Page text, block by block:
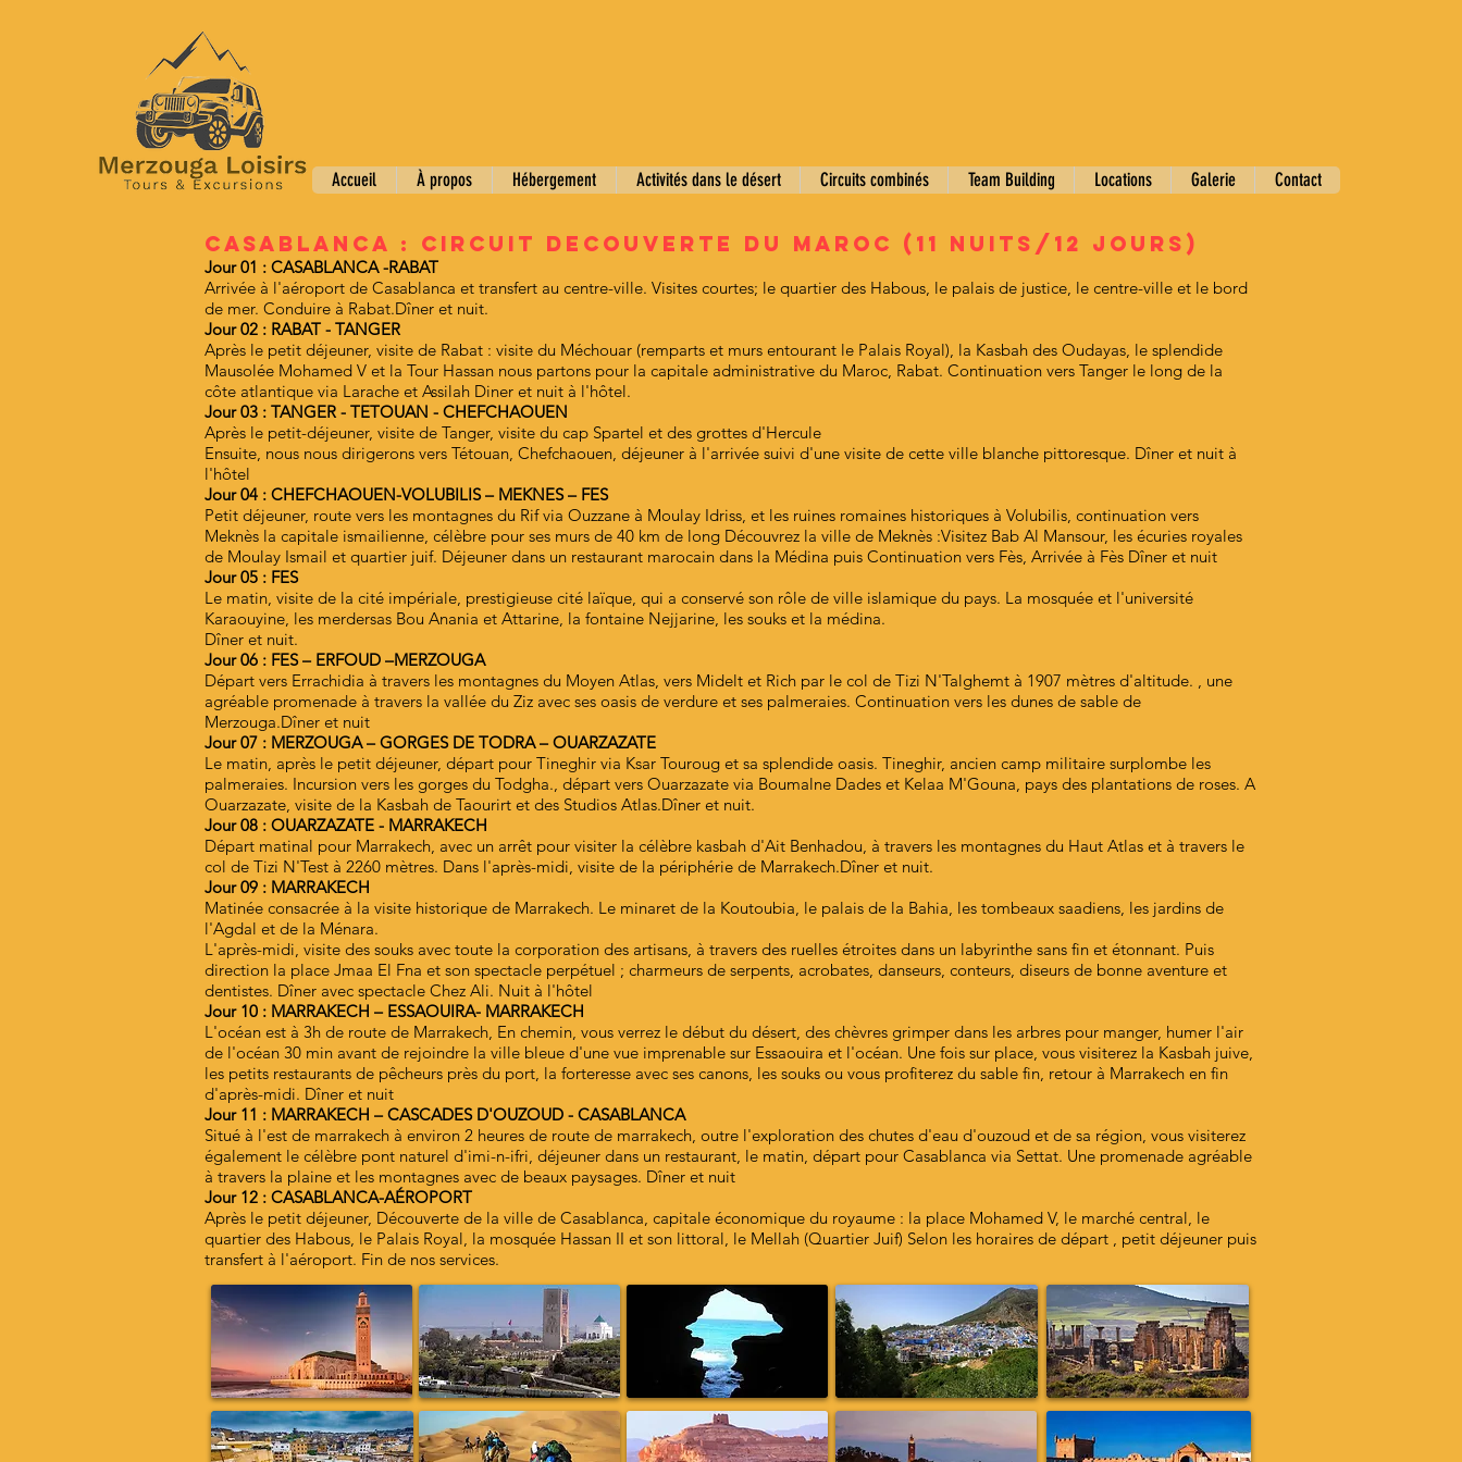
Accueil À propos Hébergement Activités dans le désert Circuits combinés Team Building Locations Galerie Contact
CASABLANCA : CIRCUIT DECOUVERTE DU MAROC (11 Nuits/12 jours)
Jour 01 : CASABLANCA -RABAT
Arrivée à l'aéroport de Casablanca et transfert au centre-ville. Visites courtes; le quartier des Habous, le palais de justice, le centre-ville et le bord
de mer. Conduire à Rabat.Dîner et nuit.
Jour 02 : RABAT - TANGER
Après le petit déjeuner, visite de Rabat : visite du Méchouar (remparts et murs entourant le Palais Royal), la Kasbah des Oudayas, le splendide
Mausolée Mohamed V et la Tour Hassan nous partons pour la capitale administrative du Maroc, Rabat. Continuation vers Tanger le long de la
côte atlantique via Larache et Assilah Diner et nuit à l'hôtel.
Jour 03 : TANGER - TETOUAN - CHEFCHAOUEN
Après le petit-déjeuner, visite de Tanger, visite du cap Spartel et des grottes d'Hercule
Ensuite, nous nous dirigerons vers Tétouan, Chefchaouen, déjeuner à l'arrivée suivi d'une visite de cette ville blanche pittoresque. Dîner et nuit à
l'hôtel
Jour 04 : CHEFCHAOUEN-VOLUBILIS – MEKNES – FES
Petit déjeuner, route vers les montagnes du Rif via Ouzzane à Moulay Idriss, et les ruines romaines historiques à Volubilis, continuation vers
Meknès la capitale ismailienne, célèbre pour ses murs de 40 km de long Découvrez la ville de Meknès :Visitez Bab Al Mansour, les écuries royales
de Moulay Ismail et quartier juif. Déjeuner dans un restaurant marocain dans la Médina puis Continuation vers Fès, Arrivée à Fès Dîner et nuit
Jour 05 : FES
Le matin, visite de la cité impériale, prestigieuse cité laïque, qui a conservé son rôle de ville islamique du pays. La mosquée et l'université
Karaouyine, les merdersas Bou Anania et Attarine, la fontaine Nejjarine, les souks et la médina.
Dîner et nuit.
Jour 06 : FES – ERFOUD –MERZOUGA
Départ vers Errachidia à travers les montagnes du Moyen Atlas, vers Midelt et Rich par le col de Tizi N'Talghemt à 1907 mètres d'altitude. , une
agréable promenade à travers la vallée du Ziz avec ses oasis de verdure et ses palmeraies. Continuation vers les dunes de sable de
Merzouga.Dîner et nuit
Jour 07 : MERZOUGA – GORGES DE TODRA – OUARZAZATE
Le matin, après le petit déjeuner, départ pour Tineghir via Ksar Touroug et sa splendide oasis. Tineghir, ancien camp militaire surplombe les
palmeraies. Incursion vers les gorges du Todgha., départ vers Ouarzazate via Boumalne Dades et Kelaa M'Gouna, pays des plantations de roses. A
Ouarzazate, visite de la Kasbah de Taourirt et des Studios Atlas.Dîner et nuit.
Jour 08 : OUARZAZATE - MARRAKECH
Départ matinal pour Marrakech, avec un arrêt pour visiter la célèbre kasbah d'Ait Benhadou, à travers les montagnes du Haut Atlas et à travers le
col de Tizi N'Test à 2260 mètres. Dans l'après-midi, visite de la périphérie de Marrakech.Dîner et nuit.
Jour 09 : MARRAKECH
Matinée consacrée à la visite historique de Marrakech. Le minaret de la Koutoubia, le palais de la Bahia, les tombeaux saadiens, les jardins de
l'Agdal et de la Ménara.
L'après-midi, visite des souks avec toute la corporation des artisans, à travers des ruelles étroites dans un labyrinthe sans fin et étonnant. Puis
direction la place Jmaa El Fna et son spectacle perpétuel ; charmeurs de serpents, acrobates, danseurs, conteurs, diseurs de bonne aventure et
dentistes. Dîner avec spectacle Chez Ali. Nuit à l'hôtel
Jour 10 : MARRAKECH – ESSAOUIRA- MARRAKECH
L'océan est à 3h de route de Marrakech, En chemin, vous verrez le début du désert, des chèvres grimper dans les arbres pour manger, humer l'air
de l'océan 30 min avant de rejoindre la ville bleue d'une vue imprenable sur Essaouira et l'océan. Une fois sur place, vous visiterez la Kasbah juive,
les petits restaurants de pêcheurs près du port, la forteresse avec ses canons, les souks ou vous profiterez du sable fin, retour à Marrakech en fin
d'après-midi. Dîner et nuit
Jour 11 : MARRAKECH – CASCADES D'OUZOUD - CASABLANCA
Situé à l'est de marrakech à environ 2 heures de route de marrakech, outre l'exploration des chutes d'eau d'ouzoud et de sa région, vous visiterez
également le célèbre pont naturel d'imi-n-ifri, déjeuner dans un restaurant, le matin, départ pour Casablanca via Settat. Une promenade agréable
à travers la plaine et les montagnes avec de beaux paysages. Dîner et nuit
Jour 12 : CASABLANCA-AÉROPORT
Après le petit déjeuner, Découverte de la ville de Casablanca, capitale économique du royaume : la place Mohamed V, le marché central, le
quartier des Habous, le Palais Royal, la mosquée Hassan II et son littoral, le Mellah (Quartier Juif) Selon les horaires de départ , petit déjeuner puis
transfert à l'aéroport. Fin de nos services.